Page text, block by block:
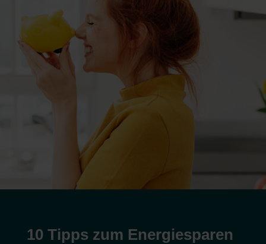
10 Tipps zum Energiesparen